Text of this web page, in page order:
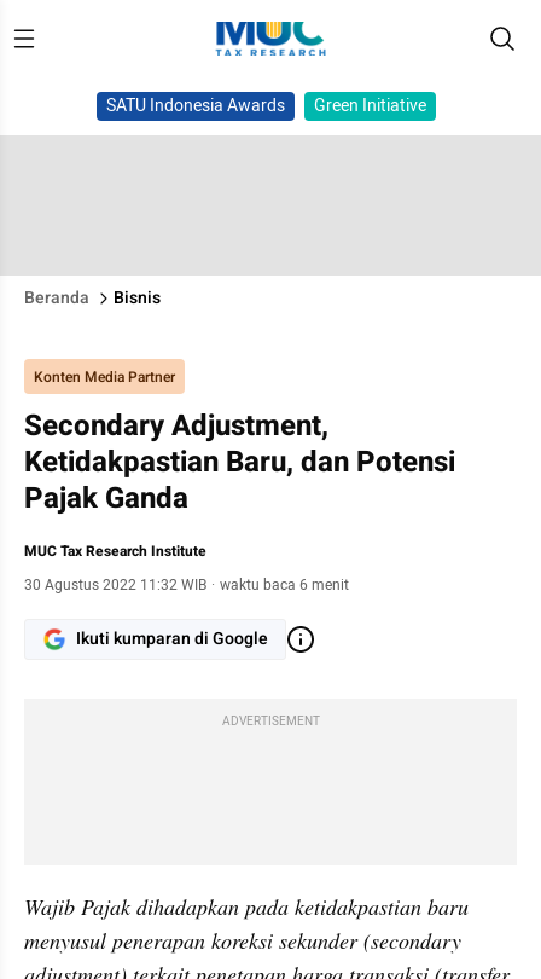
SATU Indonesia Awards Green Initiative
Beranda Bisnis
Konten Media Partner
Secondary Adjustment,
Ketidakpastian Baru, dan Potensi
Pajak Ganda
MUC Tax Research Institute
30 Agustus 2022 11:32 WIB · waktu baca 6 menit
Ikuti kumparan di Google
ADVERTISEMENT
Wajib Pajak dihadapkan pada ketidakpastian baru
menyusul penerapan koreksi sekunder (secondary